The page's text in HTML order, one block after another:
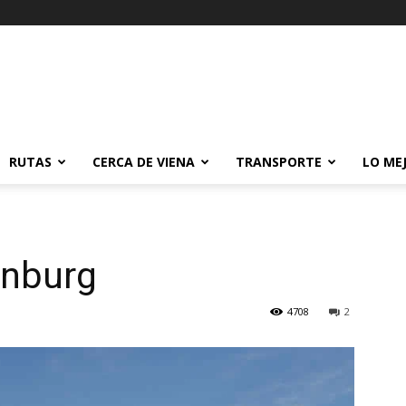
RUTAS CERCA DE VIENA TRANSPORTE LO
2
4708